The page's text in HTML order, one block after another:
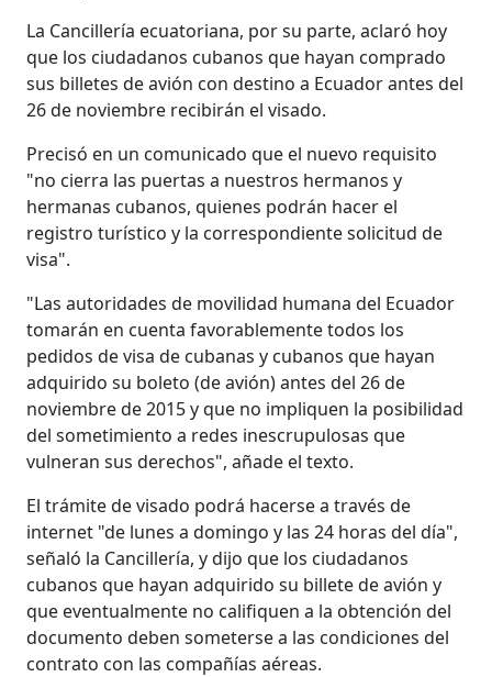
La Cancillería ecuatoriana, por su parte, aclaró hoy
que los ciudadanos cubanos que hayan comprado
sus billetes de avión con destino a Ecuador antes del
26 de noviembre recibirán el visado.
Precisó en un comunicado que el nuevo requisito
"no cierra las puertas a nuestros hermanos y
hermanas cubanos, quienes podrán hacer el
registro turístico y la correspondiente solicitud de
visa".
"Las autoridades de movilidad humana del Ecuador
tomarán en cuenta favorablemente todos los
pedidos de visa de cubanas y cubanos que hayan
adquirido su boleto (de avión) antes del 26 de
noviembre de 2015 y que no impliquen la posibilidad
del sometimiento a redes inescrupulosas que
vulneran sus derechos", añade el texto.
El trámite de visado podrá hacerse a través de
internet "de lunes a domingo y las 24 horas del día",
señaló la Cancillería, y dijo que los ciudadanos
cubanos que hayan adquirido su billete de avión y
que eventualmente no califiquen a la obtención del
documento deben someterse a las condiciones del
contrato con las compañías aéreas.